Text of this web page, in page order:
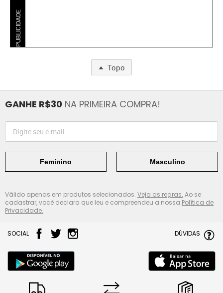
PUBLICIDADE
Topo
GANHE R$30 NA PRIMEIRA COMPRA!
Feminino Masculino
Válido apenas em produtos selecionados. Veja as regras. Ao se
cadastrar, você declara que leu e compreendeu a nossa Política de
Privacidade.
SOCIAL DÚVIDAS